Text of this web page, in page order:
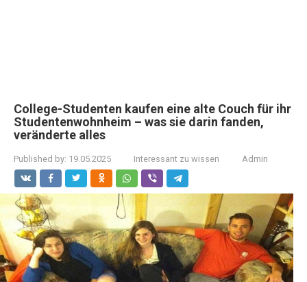
College-Studenten kaufen eine alte Couch für ihr
Studentenwohnheim – was sie darin fanden,
veränderte alles
Published by: 19.05.2025 Interessant zu wissen Admin